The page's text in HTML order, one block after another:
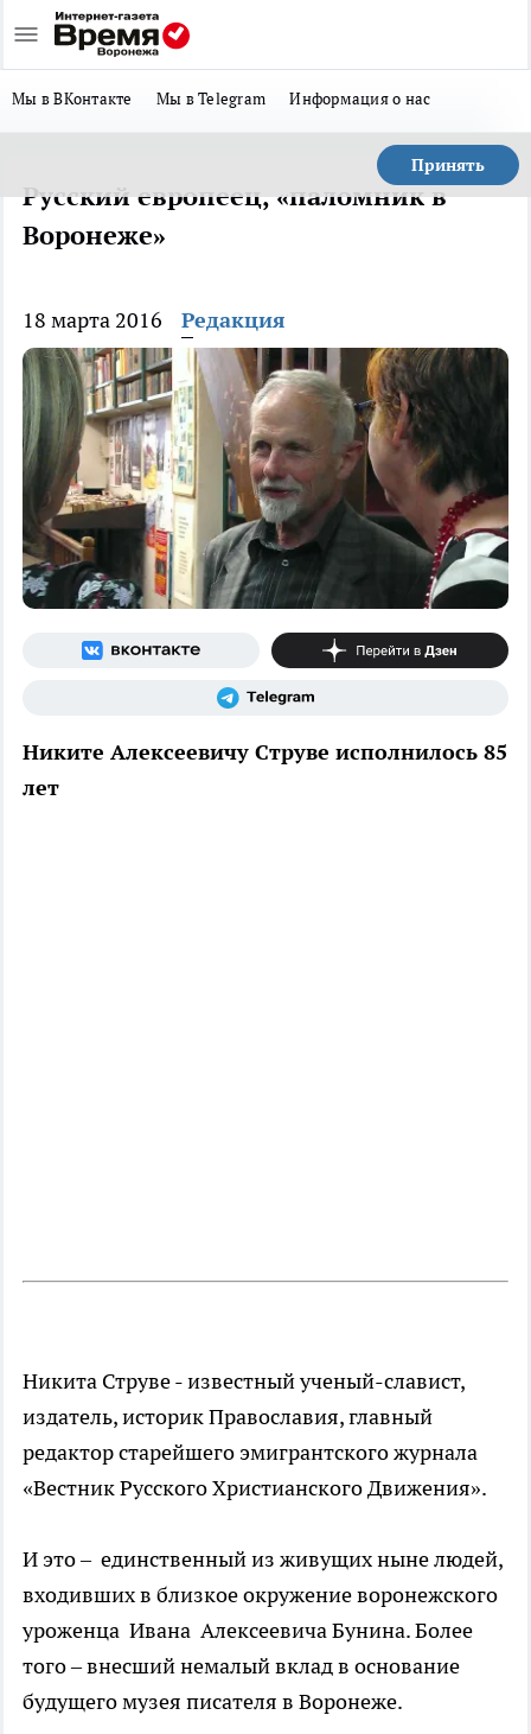
Мы в ВКонтакте Мы в Telegram Информация о нас
Принять
Русский европеец, «паломник в
Воронеже»
18 марта 2016 Редакция
Никите Алексеевичу Струве исполнилось 85
лет
Никита Струве - известный ученый-славист,
издатель, историк Православия, главный
редактор старейшего эмигрантского журнала
«Вестник Русского Христианского Движения».
И это – единственный из живущих ныне людей,
входивших в близкое окружение воронежского
уроженца Ивана Алексеевича Бунина. Более
того – внесший немалый вклад в основание
будущего музея писателя в Воронеже.